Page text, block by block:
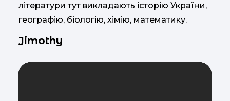
літератури тут викладають історію України,
географію, біологію, хімію, математику.
Jimothy